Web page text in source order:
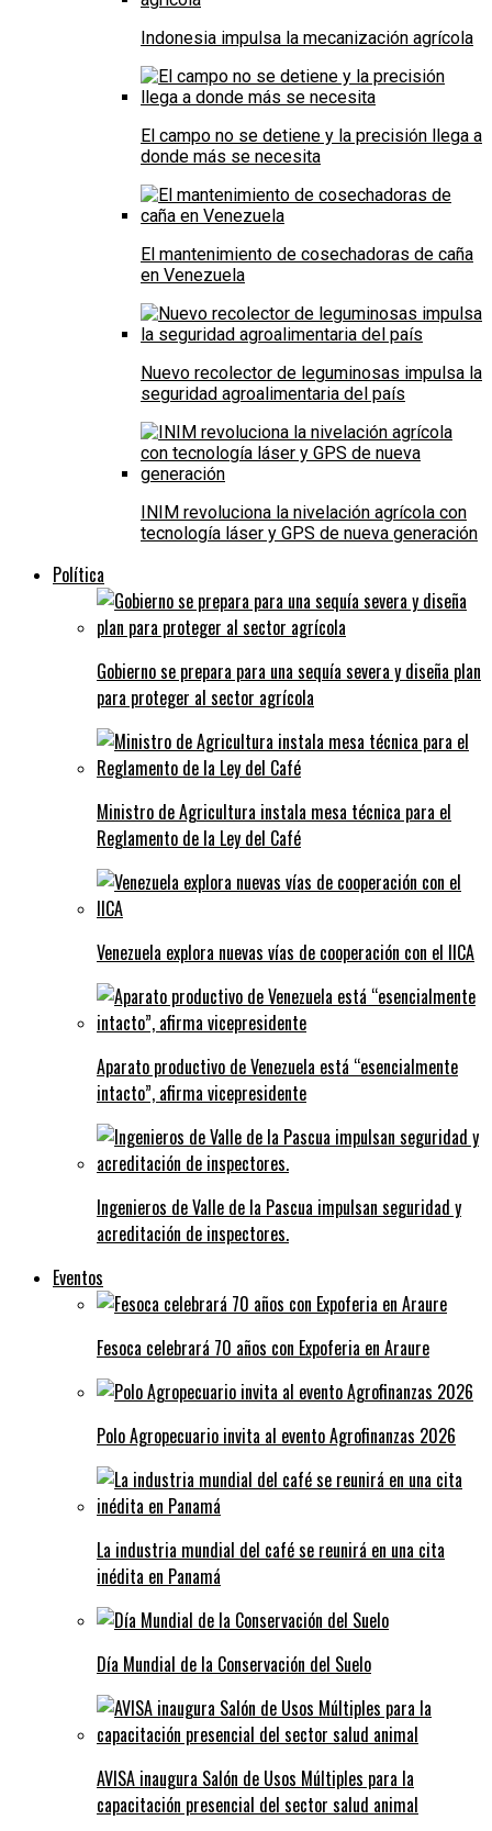
Indonesia impulsa la mecanización agrícola
El campo no se detiene y la precisión llega a
donde más se necesita
El mantenimiento de cosechadoras de caña
en Venezuela
Nuevo recolector de leguminosas impulsa la
seguridad agroalimentaria del país
INIM revoluciona la nivelación agrícola con
tecnología láser y GPS de nueva generación
Política
Gobierno se prepara para una sequía severa y diseña plan
para proteger al sector agrícola
Ministro de Agricultura instala mesa técnica para el
Reglamento de la Ley del Café
Venezuela explora nuevas vías de cooperación con el IICA
Aparato productivo de Venezuela está “esencialmente
intacto”, afirma vicepresidente
Ingenieros de Valle de la Pascua impulsan seguridad y
acreditación de inspectores.
Eventos
Fesoca celebrará 70 años con Expoferia en Araure
Polo Agropecuario invita al evento Agrofinanzas 2026
La industria mundial del café se reunirá en una cita
inédita en Panamá
Día Mundial de la Conservación del Suelo
AVISA inaugura Salón de Usos Múltiples para la
capacitación presencial del sector salud animal